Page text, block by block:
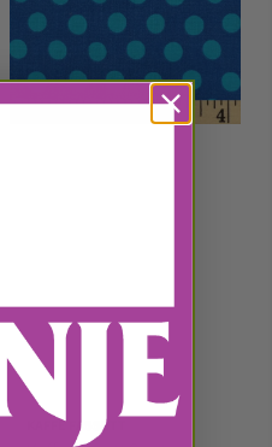
KAFFE FASSETT